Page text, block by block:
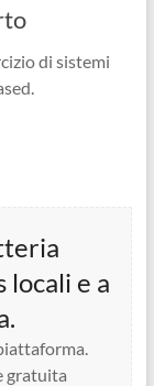
di sistemi
locali e a
gratuita